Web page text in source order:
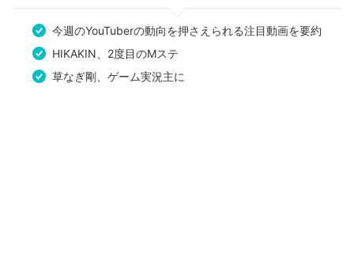
今週のYouTuberの動向を押さえられる注目動画を要約
HIKAKIN、2度目のMステ
草なぎ剛、ゲーム実況主に